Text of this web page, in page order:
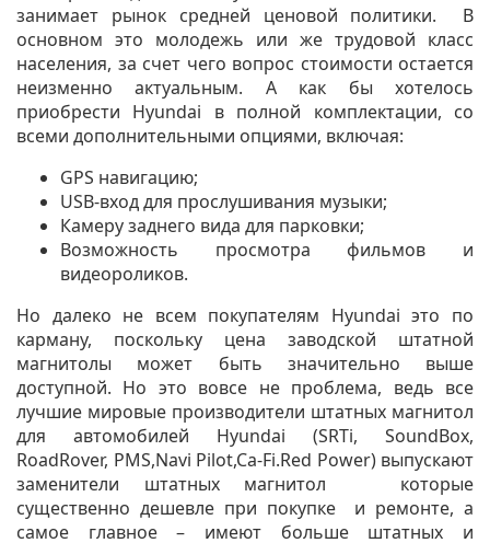
занимает рынок средней ценовой политики. В
основном это молодежь или же трудовой класс
населения, за счет чего вопрос стоимости остается
неизменно актуальным. А как бы хотелось
приобрести Hyundai в полной комплектации, со
всеми дополнительными опциями, включая:
GPS навигацию;
USB-вход для прослушивания музыки;
Камеру заднего вида для парковки;
Возможность просмотра фильмов и
видеороликов.
Но далеко не всем покупателям Hyundai это по
карману, поскольку цена заводской штатной
магнитолы может быть значительно выше
доступной. Но это вовсе не проблема, ведь все
лучшие мировые производители штатных магнитол
для автомобилей Hyundai (SRTi, SoundBox,
RoadRover, PMS,Navi Pilot,Ca-Fi.Red Power) выпускают
заменители штатных магнитол которые
существенно дешевле при покупке и ремонте, а
самое главное – имеют больше штатных и